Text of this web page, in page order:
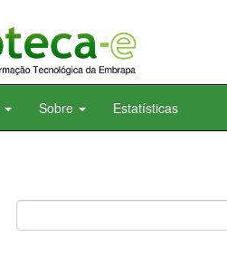
Sobre Estatísticas